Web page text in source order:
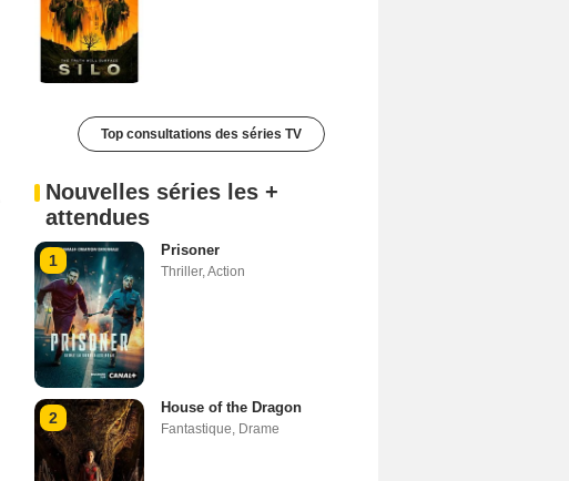
Top consultations des séries TV
Nouvelles séries les +
attendues
1
Prisoner
Thriller,Action
2
House of the Dragon
Fantastique, Drame